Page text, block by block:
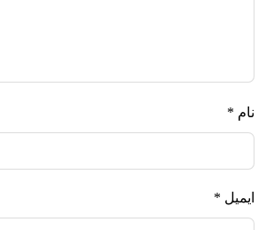
نام *
ایمیل *